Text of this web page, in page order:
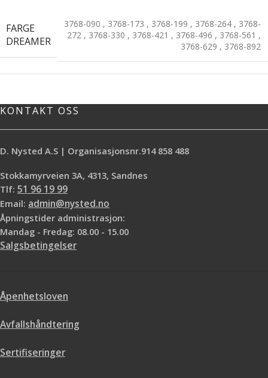
FARGE
DREAMER
3768-090 , 3768-173 , 3768-199 , 3768-264 , 3768-
272 , 3768-330 , 3768-421 , 3768-496 , 3768-561 ,
3768-629 , 3768-892
KONTAKT OSS
D. Nysted A.S | Organisasjonsnr.914 858 488
Stokkamyrveien 3A, 4313, Sandnes
Tlf: 51 96 19 99
Email: admin@nysted.no
Åpningstider administrasjon:
Mandag - Fredag: 08.00 - 15.00
Salgsbetingelser
Åpenhetsloven
Avfallshåndtering
Sertifiseringer